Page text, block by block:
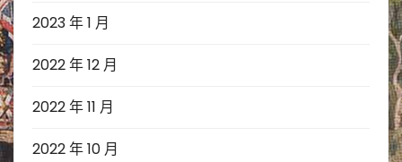
2023 年 1 月
2022 年 12 月
2022 年 11 月
2022 年 10 月